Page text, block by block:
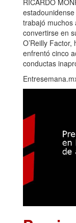
RICARDO
trabajó muchos
convertirse en
O’Reilly
enfrentó cinco
conductas